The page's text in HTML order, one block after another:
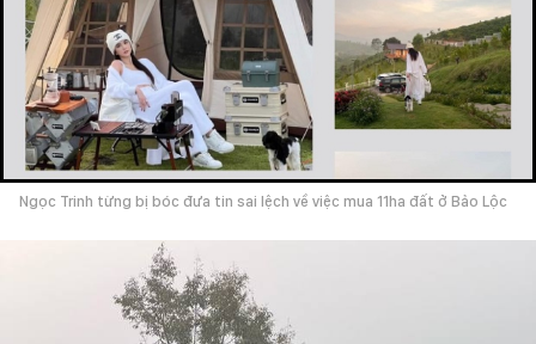
Ngọc Trinh từng bị bóc đưa tin sai lệch về việc mua 11ha đất ở Bảo Lộc